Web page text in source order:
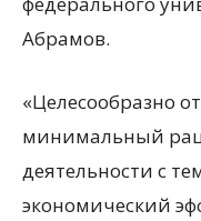
Абрамов.
«Целесообразно
минимальный
деятельности с
экономический